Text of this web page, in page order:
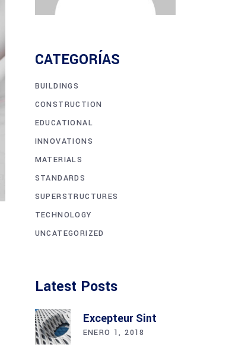
CATEGORÍAS
BUILDINGS
CONSTRUCTION
EDUCATIONAL
INNOVATIONS
MATERIALS
STANDARDS
SUPERSTRUCTURES
TECHNOLOGY
UNCATEGORIZED
Latest Posts
Excepteur Sint
ENERO 1, 2018